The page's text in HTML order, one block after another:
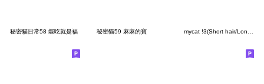
秘密貓日常58 能吃就是福 秘密貓59 麻麻的寶 mycat !3(Short hair/Long hair/All)